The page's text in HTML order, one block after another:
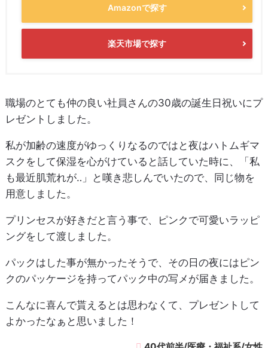
Amazonで探す
楽天市場で探す
職場のとても仲の良い社員さんの30歳の誕生日祝いにプ
レゼントしました。
私が加齢の速度がゆっくりなるのではと夜はハトムギマ
スクをして保湿を心がけていると話していた時に、「私
も最近肌荒れが‥」と嘆き悲しんでいたので、同じ物を
用意しました。
プリンセスが好きだと言う事で、ピンクで可愛いラッピ
ングをして渡しました。
パックはした事が無かったそうで、その日の夜にはピン
クのパッケージを持ってパック中の写メが届きました。
こんなに喜んで貰えるとは思わなくて、プレゼントして
よかったなぁと思いました！